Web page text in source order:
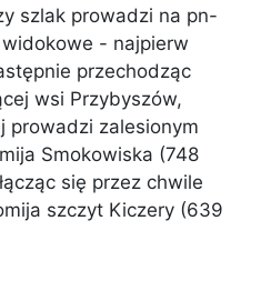
szlak prowadzi na pn-
- najpierw
przechodząc
wsi Przybyszów,
prowadzi zalesionym
Smokowiska (748
się przez chwile
szczyt Kiczery (639